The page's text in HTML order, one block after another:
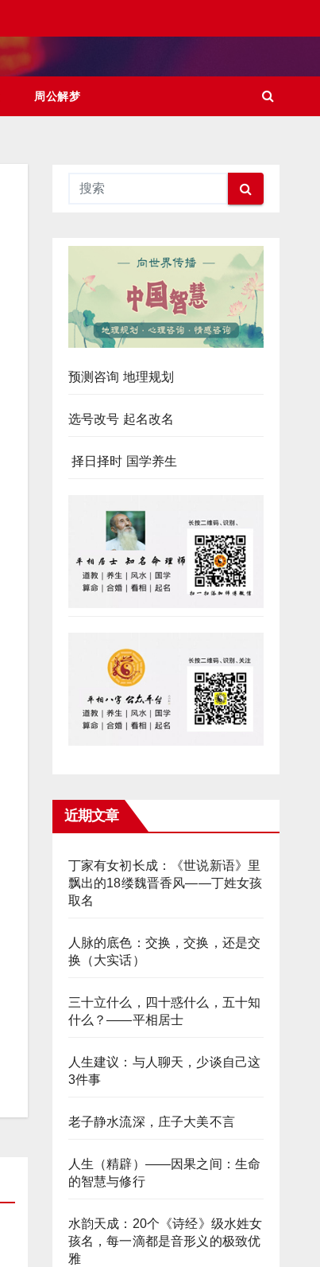
周公解梦
预测咨询 地理规划
选号改号 起名改名
择日择时 国学养生
近期文章
丁家有女初长成：《世说新语》里
飘出的18缕魏晋香风——丁姓女孩
取名
人脉的底色：交换，交换，还是交
换（大实话）
三十立什么，四十惑什么，五十知
什么？——平相居士
人生建议：与人聊天，少谈自己这
3件事
老子静水流深，庄子大美不言
人生（精辟）——因果之间：生命
的智慧与修行
水韵天成：20个《诗经》级水姓女
孩名，每一滴都是音形义的极致优
雅